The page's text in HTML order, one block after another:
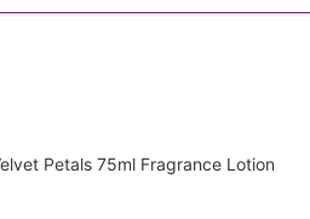
Petals 75ml Fragrance Lotion